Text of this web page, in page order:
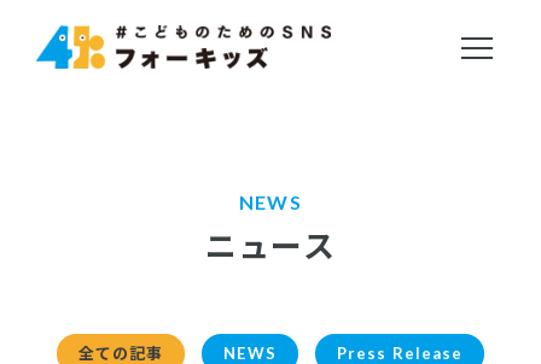
NEWS
ニュース
全ての記事 NEWS Press Release